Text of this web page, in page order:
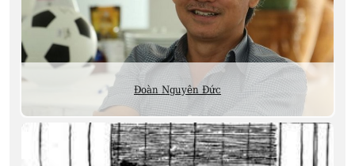
Đoàn Nguyên Đức